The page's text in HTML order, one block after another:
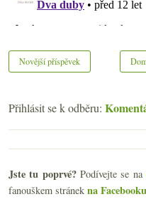
Novější příspěvek
Přihlásit se k odběru:
Jste tu poprvé?Podívejte se na
fanouškem stránek na Facebooku